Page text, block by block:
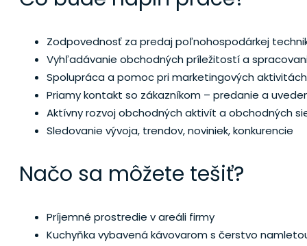
Zodpovednosť za predaj poľnohospodárkej
Vyhľadávanie obchodných príležitostí a
Spolupráca a pomoc pri marketingových
Priamy kontakt so zákazníkom – predanie a
Aktívny rozvoj obchodných aktivít a obchodných
Sledovanie vývoja, trendov, noviniek, konkurencie
Načo sa môžete tešiť?
Príjemné prostredie v areáli firmy
Kuchyňka vybavená kávovarom s čerstvo